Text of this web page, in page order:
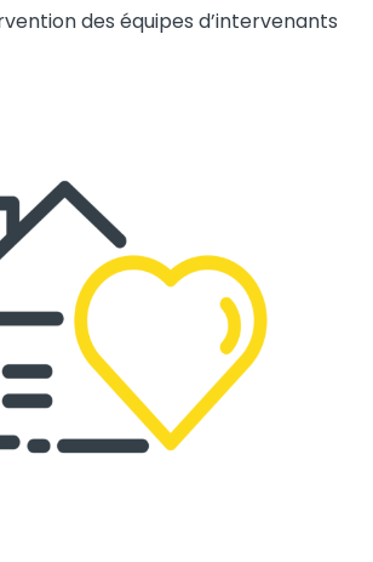
des équipes d’intervenants